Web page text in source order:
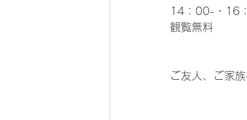
14：00-・16
観覧無料
ご友人、ご家